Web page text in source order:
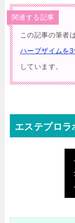
関連する記事
この記事の筆者
ハーブザイムを3
しています。
エステプロラ